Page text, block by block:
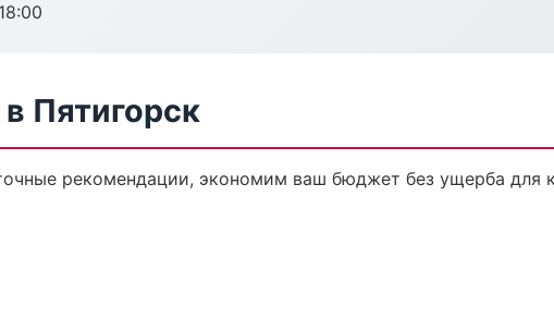
Пятигорск
рекомендации, экономим ваш бюджет без ущерба для